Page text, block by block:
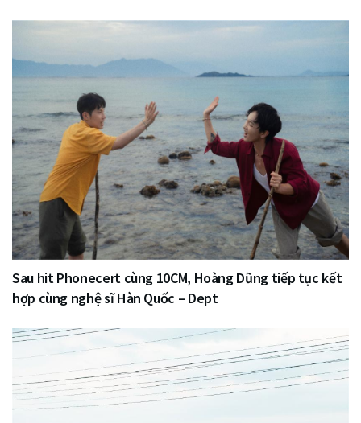
Sau hit Phonecert cùng 10CM, Hoàng Dũng tiếp tục kết
hợp cùng nghệ sĩ Hàn Quốc – Dept